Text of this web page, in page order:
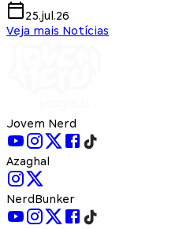
25.jul.26
Veja mais Notícias
Jovem Nerd
Azaghal
NerdBunker